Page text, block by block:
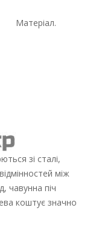
Матеріал.
зі сталі,
між
чавунна піч
коштує значно